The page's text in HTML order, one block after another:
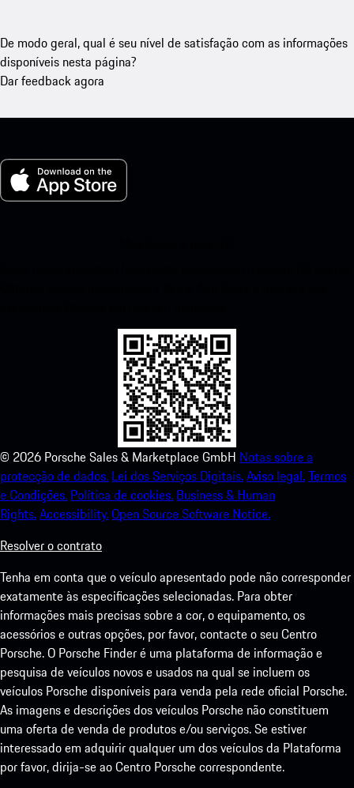
De modo geral, qual é seu nível de satisfação com as informações
disponíveis nesta página?
Dar feedback agora
© 2026 Porsche Sales & Marketplace GmbH Notas sobre a
protecção de dados. Lei dos Serviços Digitais.Aviso legal.Termos
e Condições. Política de cookies. Business & Human
Rights.Accessibility.Open Source Software Notice.
Resolver o contrato
Tenha em conta que o veículo apresentado pode não corresponder
exatamente às especificações selecionadas. Para obter
informações mais precisas sobre a cor, o equipamento, os
acessórios e outras opções, por favor, contacte o seu Centro
Porsche. O Porsche Finder é uma plataforma de informação e
pesquisa de veículos novos e usados na qual se incluem os
veículos Porsche disponíveis para venda pela rede oficial Porsche.
As imagens e descrições dos veículos Porsche não constituem
uma oferta de venda de produtos e/ou serviços. Se estiver
interessado em adquirir qualquer um dos veículos da Plataforma
por favor, dirija-se ao Centro Porsche correspondente.